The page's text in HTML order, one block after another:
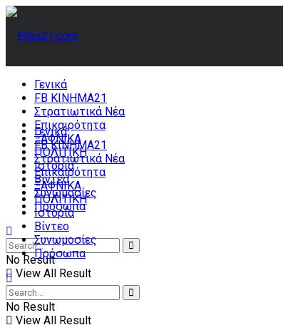
Γενικά
FB ΚΙΝΗΜΑ21
Στρατιωτικά Νέα
Επικαιρότητα
ΞΑΦΝΙΚΑ
ΠΟΛΙΤΙΚΗ
Ιστορία
Βίντεο
Συνωμοσίες
Πρόσωπα
No Result
View All Result
Γενικά
FB ΚΙΝΗΜΑ21
Στρατιωτικά Νέα
Επικαιρότητα
ΞΑΦΝΙΚΑ
ΠΟΛΙΤΙΚΗ
Ιστορία
Βίντεο
Συνωμοσίες
Πρόσωπα
No Result
View All Result